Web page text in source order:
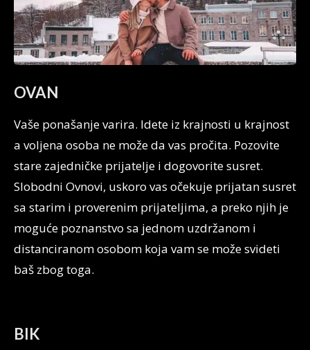
OVAN
Vaše ponašanje varira. Idete iz krajnosti u krajnost
a voljena osoba ne može da vas pročita. Pozovite
stare zajedničke prijatelje i dogovorite susret.
Slobodni Ovnovi, uskoro vas očekuje prijatan susret
sa starim i proverenim prijateljima, a preko njih je
moguće poznanstvo sa jednom uzdržanom i
distanciranom osobom koja vam se može svideti
baš zbog toga.
BIK